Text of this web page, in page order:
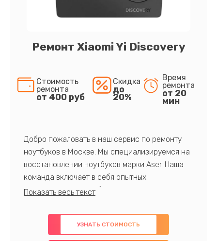
Ремонт Xiaomi Yi Discovery
Стоимость
ремонта
от 400 руб
Скидка
до
20%
Время
ремонта
от 20
мин
Добро пожаловать в наш сервис по ремонту
ноутбуков в Москве. Мы специализируемся на
восстановлении ноутбуков марки Aser. Наша
команда включает в себя опытных
профессионалов с обширными знаниями и
предлагаем быстрый и качественный ремонт с
использованием оригинальных компонентов, а
УЗНАТЬ СТОИМОСТЬ